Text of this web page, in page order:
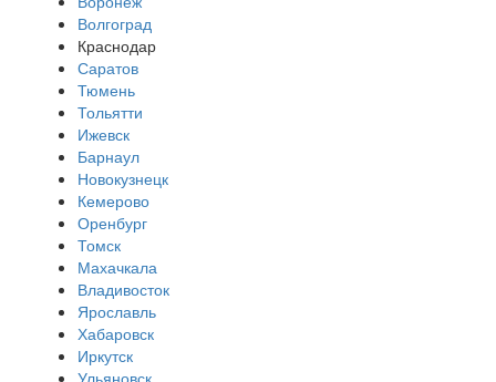
Волгоград
Краснодар
Саратов
Тюмень
Тольятти
Ижевск
Барнаул
Новокузнецк
Кемерово
Оренбург
Томск
Махачкала
Владивосток
Ярославль
Хабаровск
Иркутск
Ульяновск